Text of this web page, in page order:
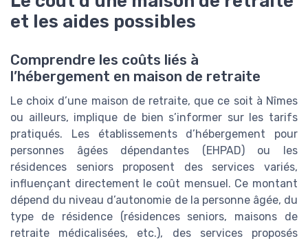
et les aides possibles
Comprendre les coûts liés à
l’hébergement en maison de retraite
Le choix d’une maison de retraite, que ce soit à Nîmes
ou ailleurs, implique de bien s’informer sur les tarifs
pratiqués. Les établissements d’hébergement pour
personnes âgées dépendantes (EHPAD) ou les
résidences seniors proposent des services variés,
influençant directement le coût mensuel. Ce montant
dépend du niveau d’autonomie de la personne âgée, du
type de résidence (résidences seniors, maisons de
retraite médicalisées, etc.), des services proposés